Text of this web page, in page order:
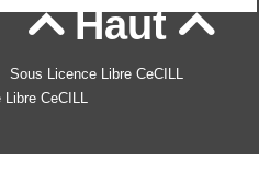
Haut
Sous Licence Libre CeCILL
Libre CeCILL